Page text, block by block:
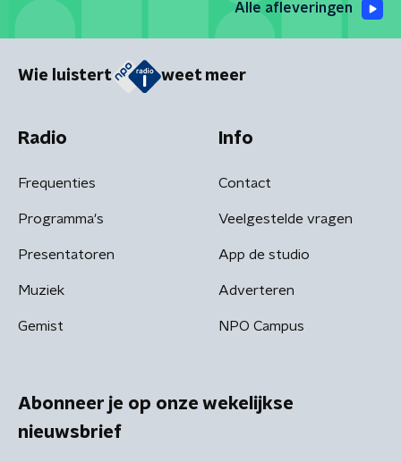
Alle afleveringen
Wie luistert weet meer
Radio
Frequenties
Programma's
Presentatoren
Muziek
Gemist
Info
Contact
Veelgestelde vragen
App de studio
Adverteren
NPO Campus
Abonneer je op onze wekelijkse
nieuwsbrief